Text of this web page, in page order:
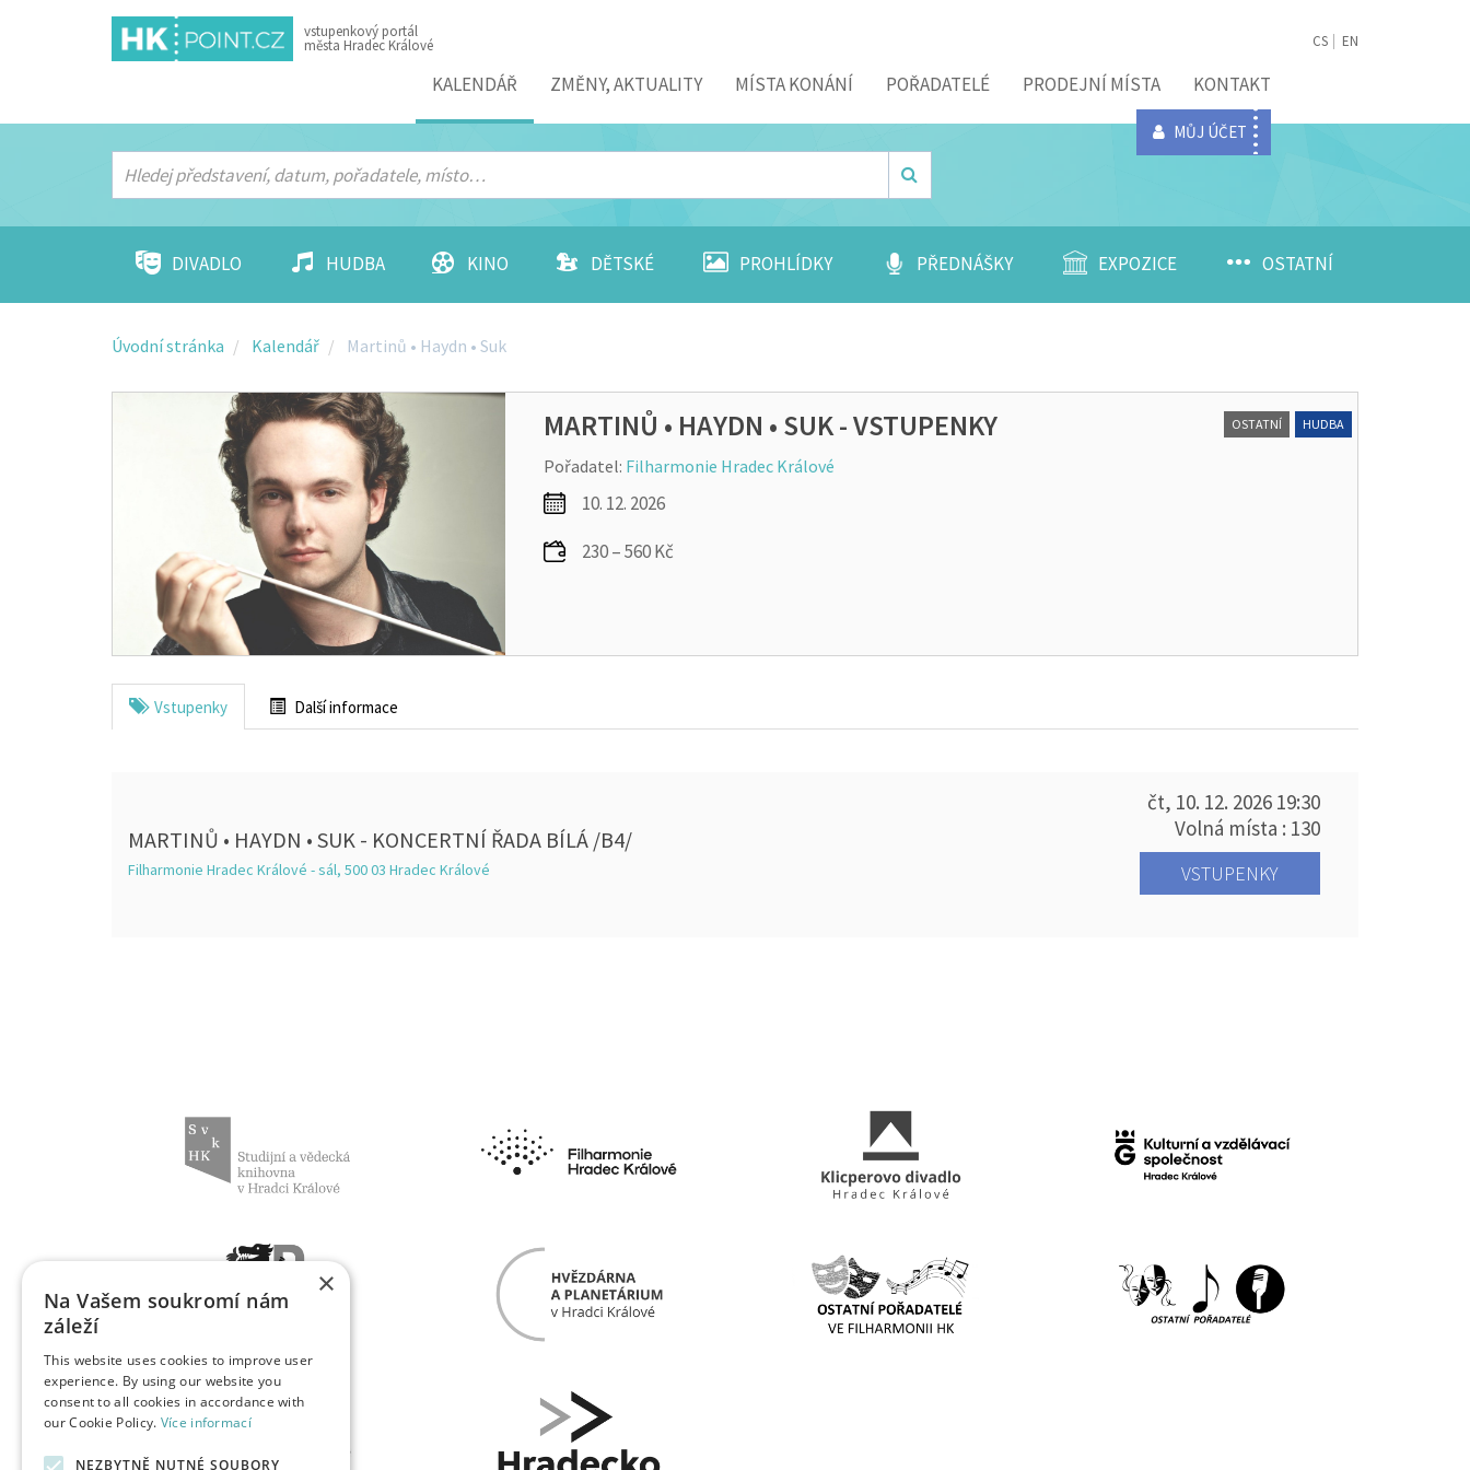
vstupenkový portál
města Hradec Králové
Menu
KALENDÁŘ ZMĚNY, AKTUALITY MÍSTA KONÁNÍ POŘADATELÉ PRODEJNÍ MÍSTA KONTAKT
MŮJ ÚČET
CS EN
DIVADLO HUDBA KINO DĚTSKÉ PROHLÍDKY PŘEDNÁŠKY EXPOZICE OSTATNÍ
Úvodní stránka Kalendář Martinů • Haydn • Suk
MARTINŮ • HAYDN • SUK - VSTUPENKY
Pořadatel: Filharmonie Hradec Králové
10. 12. 2026
230 – 560 Kč
OSTATNÍ HUDBA
Vstupenky Další informace
MARTINŮ • HAYDN • SUK - KONCERTNÍ ŘADA BÍLÁ /B4/
Filharmonie Hradec Králové - sál, 500 03 Hradec Králové
čt, 10. 12. 2026 19:30
Volná místa : 130
VSTUPENKY
×
Na Vašem soukromí nám
záleží
This website uses cookies to improve user
experience. By using our website you
consent to all cookies in accordance with
our Cookie Policy. Více informací
NEZBYTNĚ NUTNÉ SOUBORY